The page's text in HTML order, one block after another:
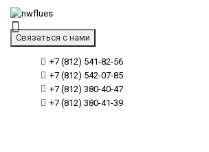
Связаться с нами
+7 (812) 541-82-56
+7 (812) 542-07-85
+7 (812) 380-40-47
+7 (812) 380-41-39